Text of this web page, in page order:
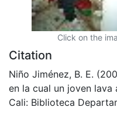
Click on the
Citation
Niño Jiménez, B. E.
en la cual un joven lava
Cali: Biblioteca